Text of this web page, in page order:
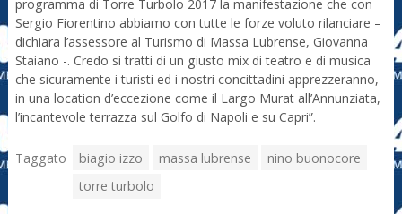
programma di Torre Turbolo 2017 la manifestazione che con
Sergio Fiorentino abbiamo con tutte le forze voluto rilanciare –
dichiara l’assessore al Turismo di Massa Lubrense, Giovanna
Staiano -. Credo si tratti di un giusto mix di teatro e di musica
che sicuramente i turisti ed i nostri concittadini apprezzeranno,
in una location d’eccezione come il Largo Murat all’Annunziata,
l’incantevole terrazza sul Golfo di Napoli e su Capri”.
Taggato biagio izzo massa lubrense
nino buonocore
torre turbolo